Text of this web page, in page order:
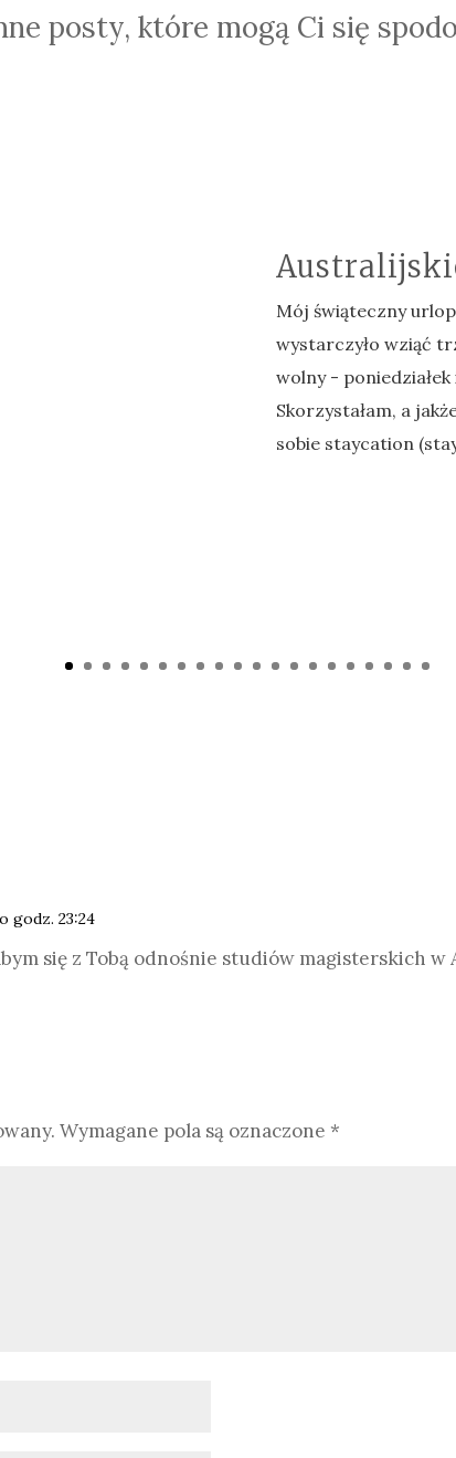
posty, które mogą Ci się
Mój świąteczny
wystarczyło wziąć
wolny - poniedziałek
Skorzystałam, a
sobie staycation
godz. 23:24
się z Tobą odnośnie studiów magisterskich
Wymagane pola są oznaczone *